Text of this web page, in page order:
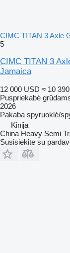
CIMC TITAN 3 Axle
5
CIMC TITAN 3
Jamaica
12 000 USD ≈ 10
Puspriekabė
2026
Pakaba spyruoklė/
Kinija
China Heavy Semi
Susisiekite su